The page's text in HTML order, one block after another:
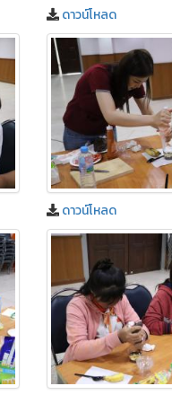
ดาวน์โหลด
ดาวน์โหลด